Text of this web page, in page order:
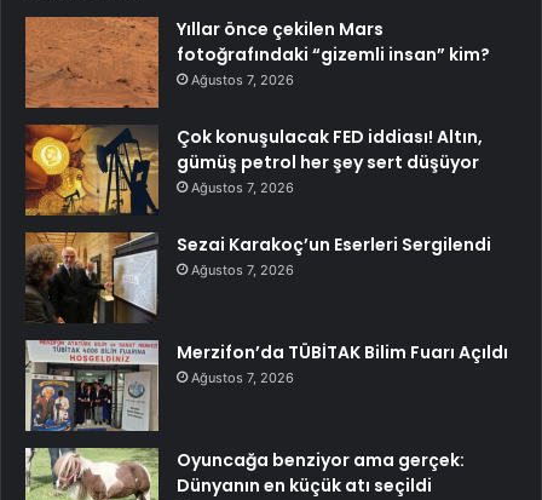
Yıllar önce çekilen Mars
fotoğrafındaki “gizemli insan” kim?
Ağustos 7, 2026
Çok konuşulacak FED iddiası! Altın,
gümüş petrol her şey sert düşüyor
Ağustos 7, 2026
Sezai Karakoç’un Eserleri Sergilendi
Ağustos 7, 2026
Merzifon’da TÜBİTAK Bilim Fuarı Açıldı
Ağustos 7, 2026
Oyuncağa benziyor ama gerçek:
Dünyanın en küçük atı seçildi